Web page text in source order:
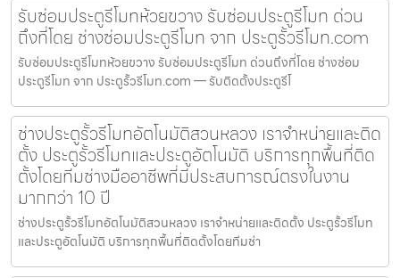
รับซ่อมประตูรีโมทห้วยขวาง รับซ่อมประตูรีโมท ด่วน
ถึงที่โดย ช่างซ่อมประตูรีโมท จาก ประตูรั้วรีโมท.com
รับซ่อมประตูรีโมทห้วยขวาง รับซ่อมประตูรีโมท ด่วนถึงที่โดย ช่างซ่อม
ประตูรีโมท จาก ประตูรั้วรีโมท.com — รับติดตั้งประตูรีโ
ช่างประตูรั้วรีโมทอัตโนมัติสวนหลวง เราจำหน่ายและติด
ตั้ง ประตูรั้วรีโมทและประตูอัตโนมัติ บริการทุกพื้นที่ติด
ตั้งโดยทีมช่างมืออาชีพที่มีประสบการณ์ตรงในงาน
มากกว่า 10 ปี
ช่างประตูรั้วรีโมทอัตโนมัติสวนหลวง เราจำหน่ายและติดตั้ง ประตูรั้วรีโมท
และประตูอัตโนมัติ บริการทุกพื้นที่ติดตั้งโดยทีมช่า